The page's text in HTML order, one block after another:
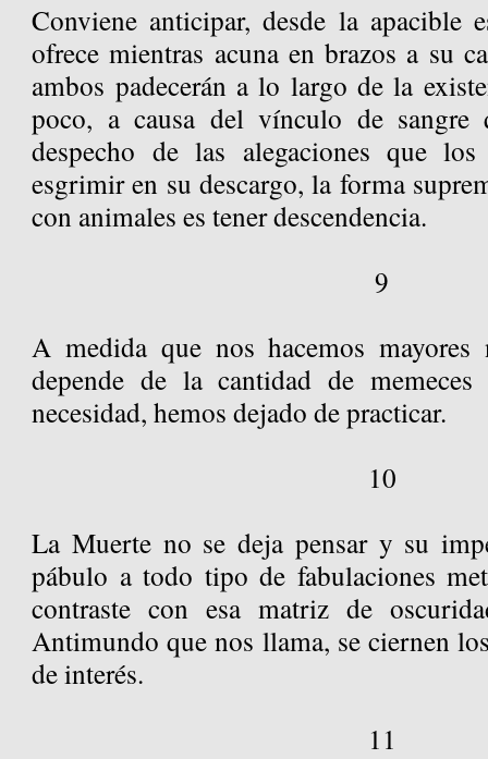
Conviene anticipar, desde la apacible
ofrece mientras acuna en brazos a su
ambos padecerán a lo largo de la
poco, a causa del vínculo de
despecho de las alegaciones que los
esgrimir en su descargo, la forma
con animales es tener descendencia.
9
A medida que nos hacemos
depende de la cantidad de
necesidad, hemos dejado de practicar.
10
La Muerte no se deja pensar y su
pábulo a todo tipo de fabulaciones
contraste con esa matriz de
Antimundo que nos llama, se ciernen
de interés.
11